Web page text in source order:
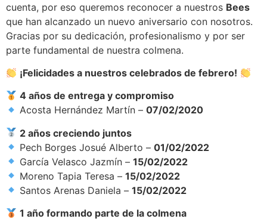
cuenta, por eso queremos reconocer a nuestros Bees
que han alcanzado un nuevo aniversario con nosotros.
Gracias por su dedicación, profesionalismo y por ser
parte fundamental de nuestra colmena.
¡Felicidades a nuestros celebrados de febrero!
4 años de entrega y compromiso
Acosta Hernández Martín –07/02/2020
2 años creciendo juntos
Pech Borges Josué Alberto –01/02/2022
García Velasco Jazmín –15/02/2022
Moreno Tapia Teresa –15/02/2022
Santos Arenas Daniela –15/02/2022
1 año formando parte de la colmena